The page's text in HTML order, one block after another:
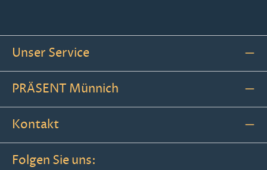
Unser Service
PRÄSENT Münnich
Kontakt
Folgen Sie uns: